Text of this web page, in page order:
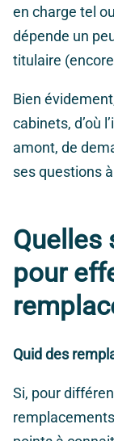
en charge tel
dépende un
titulaire
Bien
cabinets, d’où
amont, de
ses questions
Quelles
pour
Quid des
Si, pour